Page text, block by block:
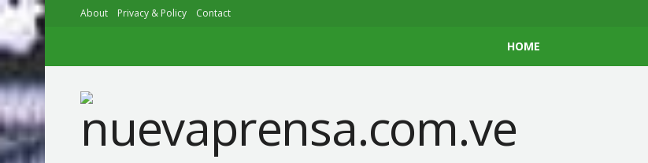
About Privacy & Policy Contact
HOME